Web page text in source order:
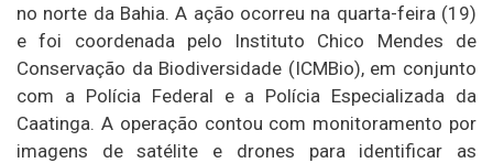
no norte da Bahia. A ação ocorreu na quarta-feira (19)
e foi coordenada pelo Instituto Chico Mendes de
Conservação da Biodiversidade (ICMBio), em conjunto
com a Polícia Federal e a Polícia Especializada da
Caatinga. A operação contou com monitoramento por
imagens de satélite e drones para identificar as